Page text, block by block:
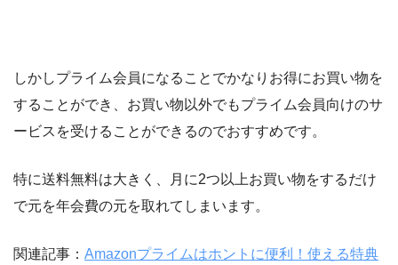
しかしプライム会員になることでかなりお得にお買い物を
することができ、お買い物以外でもプライム会員向けのサ
ービスを受けることができるのでおすすめです。
特に送料無料は大きく、月に2つ以上お買い物をするだけ
で元を年会費の元を取れてしまいます。
関連記事： Amazonプライムはホントに便利！使える特典